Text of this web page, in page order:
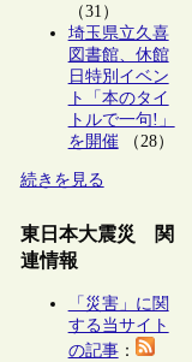
（31）
埼玉県立久喜
図書館、休館
日特別イベン
ト「本のタイ
トルで一句!」
を開催（28）
続きを見る
東日本大震災 関
連情報
「災害」に関
する当サイト
の記事：